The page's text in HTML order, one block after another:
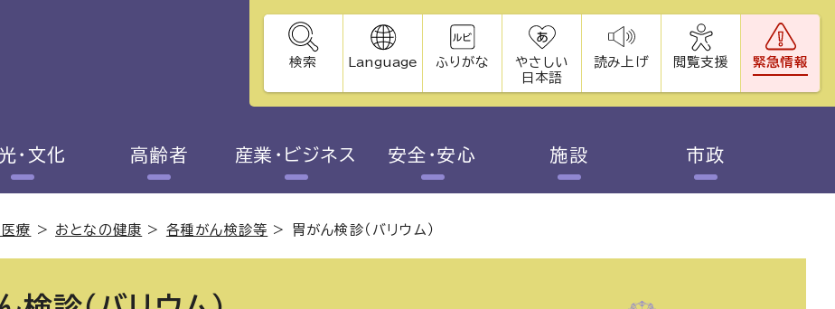
検索 Language ふりがな
やさしい
日本語
読み上げ 閲覧支援 緊急情報
・文化 高齢者 産業・ビジネス 安全・安心 施設 市政
医療 > おとなの健康 > 各種がん検診等 > 胃がん検診（バリウム）